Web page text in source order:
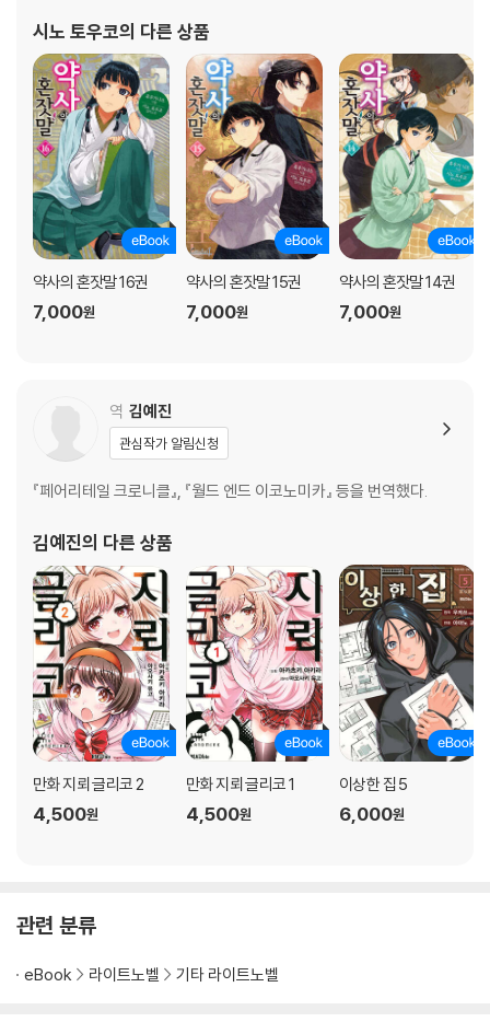
시노 토우코의 다른 상품
약사의 혼잣말 16권
7,000원
약사의 혼잣말 15권
7,000원
약사의 혼잣말 14권
7,000원
역 김예진
관심작가 알림신청
『페어리테일 크로니클』, 『월드 엔드 이코노미카』 등을 번역했다.
김예진의 다른 상품
만화 지뢰 글리코 2
4,500원
만화 지뢰 글리코 1
4,500원
이상한 집 5
6,000원
관련 분류
eBook 라이트노벨 기타 라이트노벨